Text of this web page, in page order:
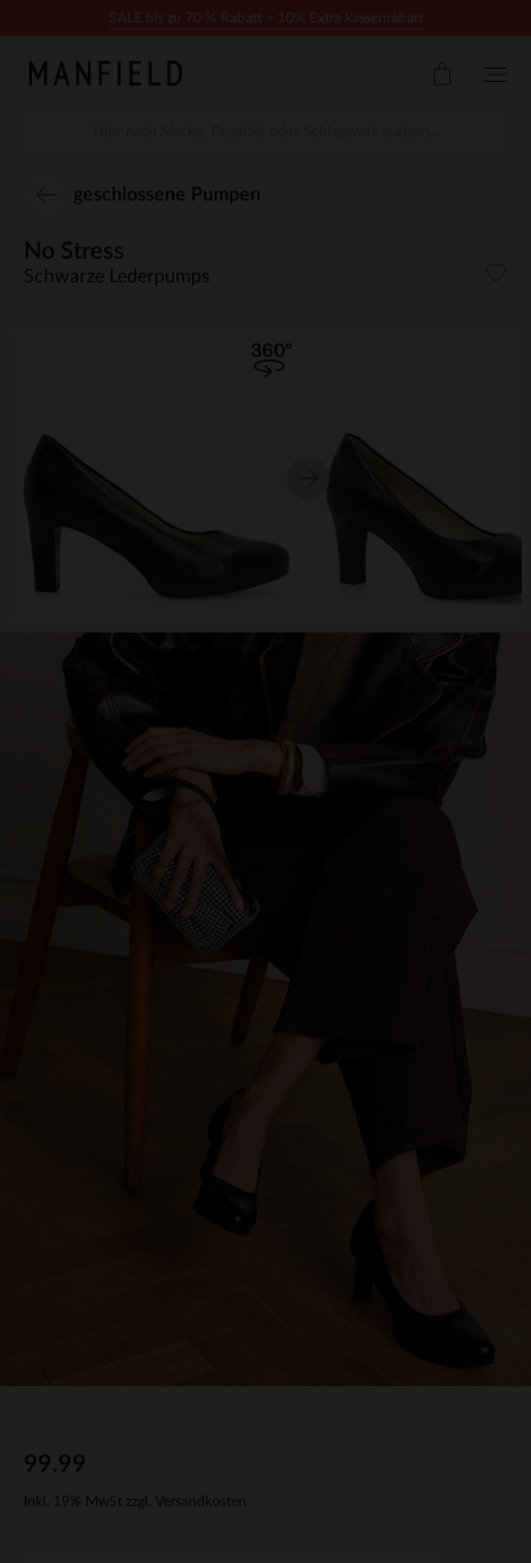
geschlossene Pumpen
No Stress
Schwarze Lederpumps
99.99
Inkl. 19% MwSt zzgl. Versandkosten